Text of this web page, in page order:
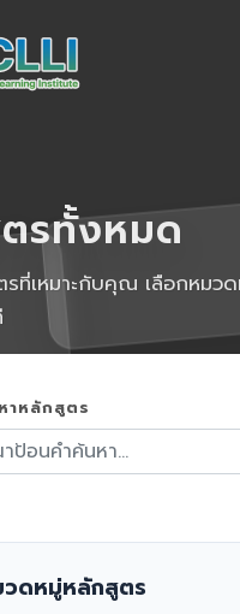
รทั้งหมด
ที่เหมาะกับคุณ เลือกหมว
าหลักสูตร
ดหมู่หลักสูตร